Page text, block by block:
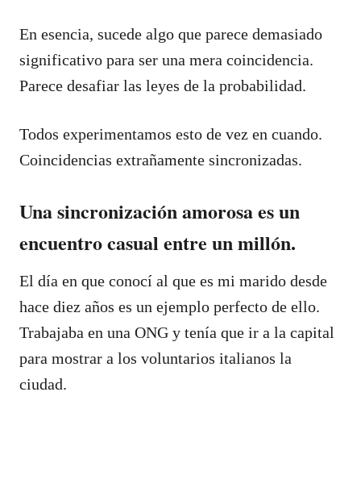
En esencia, sucede algo que parece demasiado
significativo para ser una mera coincidencia.
Parece desafiar las leyes de la probabilidad.
Todos experimentamos esto de vez en cuando.
Coincidencias extrañamente sincronizadas.
Una sincronización amorosa es un
encuentro casual entre un millón.
El día en que conocí al que es mi marido desde
hace diez años es un ejemplo perfecto de ello.
Trabajaba en una ONG y tenía que ir a la capital
para mostrar a los voluntarios italianos la
ciudad.